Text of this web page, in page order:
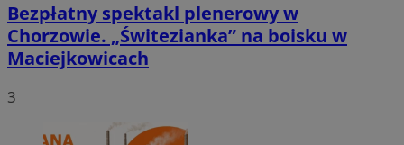
Bezpłatny spektakl plenerowy w
Chorzowie. „Świtezianka” na boisku w
Maciejkowicach
3